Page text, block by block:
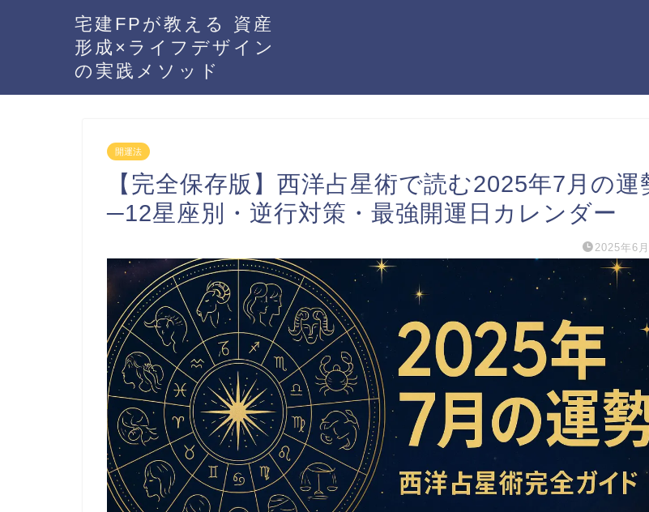
宅建FPが教える 資産
形成×ライフデザイン
の実践メソッド
開運法
【完全保存版】西洋占星術で読む2025年7月の運
─12星座別・逆行対策・最強開運日カレンダー
2025年6